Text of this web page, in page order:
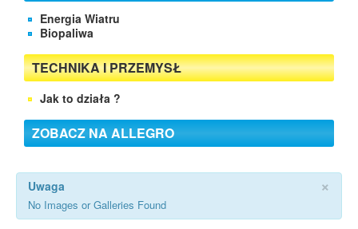
Energia Wiatru
Biopaliwa
TECHNIKA I PRZEMYSŁ
Jak to działa ?
ZOBACZ NA ALLEGRO
×
Uwaga
No Images or Galleries Found